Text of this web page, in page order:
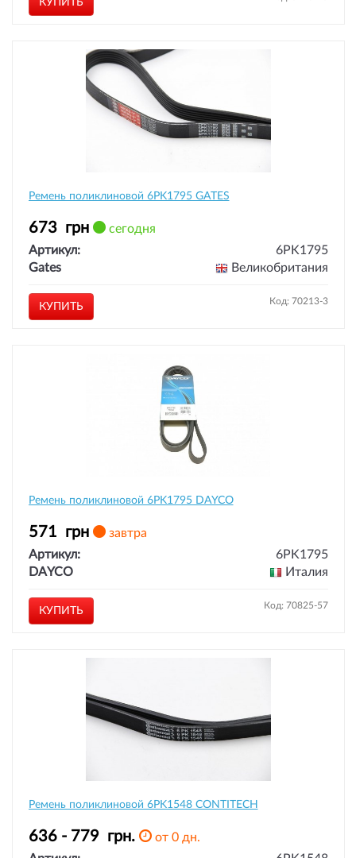
КУПИТЬ
Ремень поликлиновой 6PK1795 GATES
673 грн
сегодня
Артикул:
6PK1795
Gates
Великобритания
КУПИТЬ Код: 70213-3
Ремень поликлиновой 6PK1795 DAYCO
571 грн
завтра
Артикул:
6PK1795
DAYCO
Италия
КУПИТЬ Код: 70825-57
Ремень поликлиновой 6PK1548 CONTITECH
636 - 779 грн.
от 0 дн.